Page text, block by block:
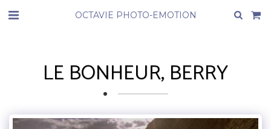
OCTAVIE PHOTO-EMOTION
LE BONHEUR, BERRY